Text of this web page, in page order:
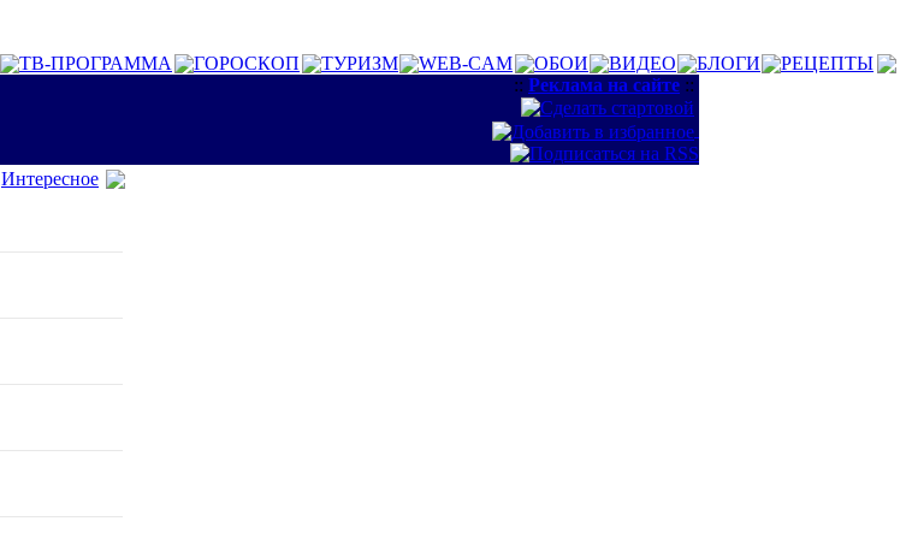
ТВ-ПРОГРАММА ГОРОСКОП ТУРИЗМ WEB-CAM ОБОИ ВИДЕО БЛОГИ
РЕЦЕПТЫ
:: Реклама на сайте ::
Интересное